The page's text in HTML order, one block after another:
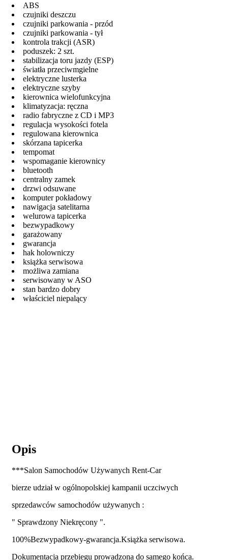
ABS
czujniki deszczu
czujniki parkowania - przód
czujniki parkowania - tył
kontrola trakcji (ASR)
poduszek: 2 szt.
stabilizacja toru jazdy (ESP)
światła przeciwmgielne
elektryczne lusterka
elektryczne szyby
kierownica wielofunkcyjna
klimatyzacja: ręczna
radio fabryczne z CD i MP3
regulacja wysokości fotela
regulowana kierownica
skórzana tapicerka
tempomat
wspomaganie kierownicy
bluetooth
centralny zamek
drzwi odsuwane
komputer pokładowy
nawigacja satelitarna
welurowa tapicerka
bezwypadkowy
garażowany
gwarancja
hak holowniczy
książka serwisowa
możliwa zamiana
serwisowany w ASO
stan bardzo dobry
właściciel niepalący
Opis
***Salon Samochodów Używanych Rent-Car
bierze udział w ogólnopolskiej kampanii uczciwych
sprzedawców samochodów używanych :
" Sprawdzony Niekręcony ".
100%Bezwypadkowy-gwarancja.Książka serwisowa.
Dokumentacja przebiegu prowadzona do samego końca.